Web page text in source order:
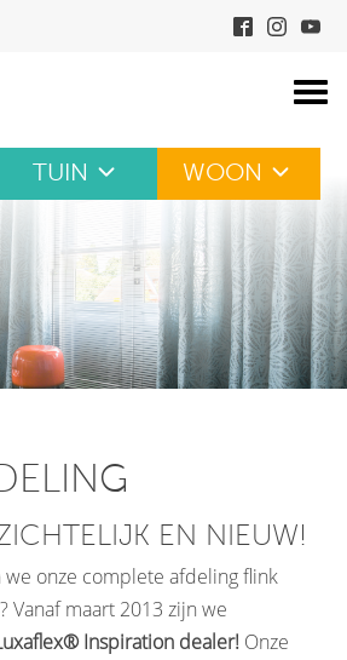
TUIN WOON
EN NIEUW!
onze complete afdeling flink
Vanaf maart 2013 zijn we
Inspiration dealer! Onze